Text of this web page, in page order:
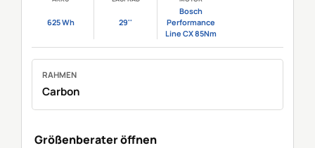
625 Wh 29''
Bosch
Performance
Line CX 85Nm
RAHMEN
Carbon
Größenberater öffnen